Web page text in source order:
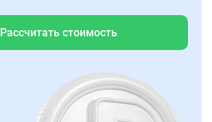
Рассчитать стоимость